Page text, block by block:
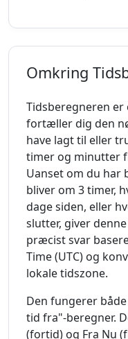
Omkring
Tidsberegneren
fortæller dig den
have lagt til eller
timer og minutter
Uanset om du har
bliver om 3 timer,
dage siden, eller
slutter, giver
præcist svar
Time (UTC) og
lokale tidszone.
Den fungerer
tid fra"-beregner.
(fortid) og Fra Nu